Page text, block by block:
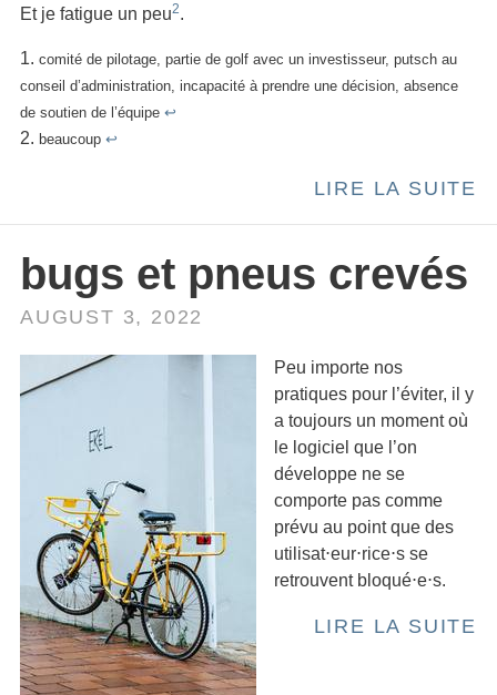
Et je fatigue un peu2.
comité de pilotage, partie de golf avec un investisseur, putsch au
conseil d’administration, incapacité à prendre une décision, absence
de soutien de l’équipe ↩
beaucoup ↩
LIRE LA SUITE
bugs et pneus crevés
AUGUST 3, 2022
Peu importe nos
pratiques pour l’éviter, il y
a toujours un moment où
le logiciel que l’on
développe ne se
comporte pas comme
prévu au point que des
utilisat⋅eur⋅rice⋅s se
retrouvent bloqué⋅e⋅s.
LIRE LA SUITE